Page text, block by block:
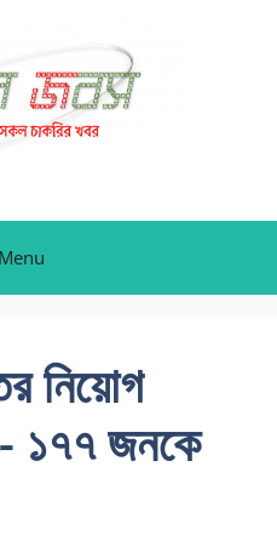
Menu
নিয়োগ
১৭৭ জনকে